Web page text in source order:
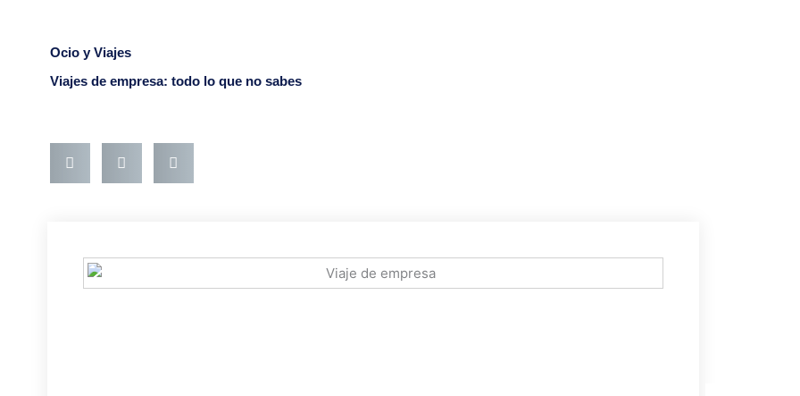
Ocio y Viajes
Viajes de empresa: todo lo que no sabes